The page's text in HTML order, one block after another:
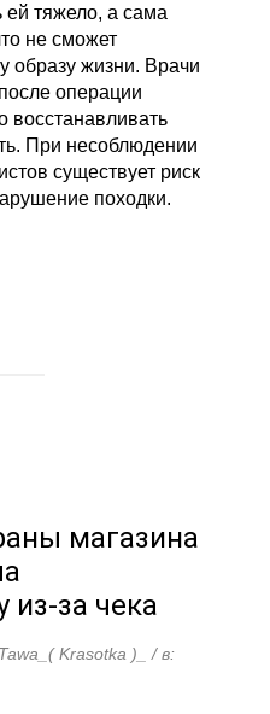
ей тяжело, а сама
не сможет
образу жизни. Врачи
операции
восстанавливать
При несоблюдении
существует риск
походки.
магазина
из-за чека
Krasotka )_ / в: